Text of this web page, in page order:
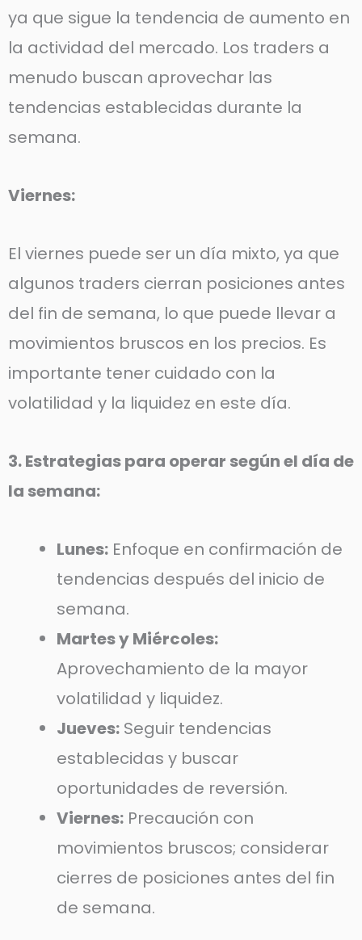
ya que sigue la tendencia de aumento en
la actividad del mercado. Los traders a
menudo buscan aprovechar las
tendencias establecidas durante la
semana.
Viernes:
El viernes puede ser un día mixto, ya que
algunos traders cierran posiciones antes
del fin de semana, lo que puede llevar a
movimientos bruscos en los precios. Es
importante tener cuidado con la
volatilidad y la liquidez en este día.
3. Estrategias para operar según el día de
la semana:
Lunes: Enfoque en confirmación de
tendencias después del inicio de
semana.
Martes y Miércoles:
Aprovechamiento de la mayor
volatilidad y liquidez.
Jueves: Seguir tendencias
establecidas y buscar
oportunidades de reversión.
Viernes: Precaución con
movimientos bruscos; considerar
cierres de posiciones antes del fin
de semana.